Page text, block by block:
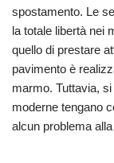
spostamento. Le
la totale libertà nei
quello di prestare
pavimento è
marmo. Tuttavia,
moderne tengano
alcun problema